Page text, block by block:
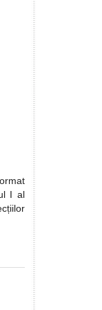
I al